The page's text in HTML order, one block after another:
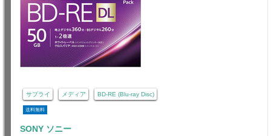
サプライ メディア BD-RE (Blu-ray Disc)
送料無料
SONY ソニー